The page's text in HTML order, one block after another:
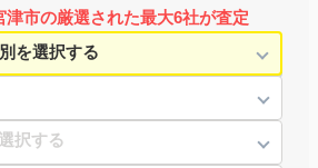
津市の厳選された最大6社が査定